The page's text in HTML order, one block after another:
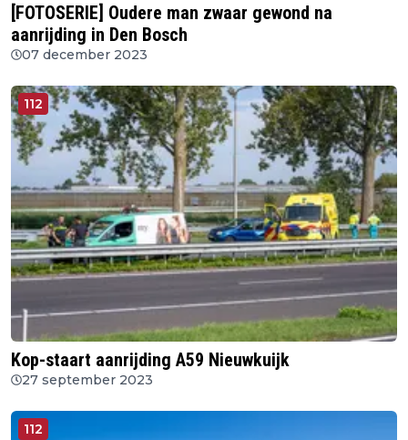
[FOTOSERIE] Oudere man zwaar gewond na
aanrijding in Den Bosch
07 december 2023
112
Kop-staart aanrijding A59 Nieuwkuijk
27 september 2023
112